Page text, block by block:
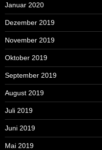
Januar 2020
Dezember 2019
November 2019
Oktober 2019
September 2019
August 2019
Juli 2019
Juni 2019
Mai 2019